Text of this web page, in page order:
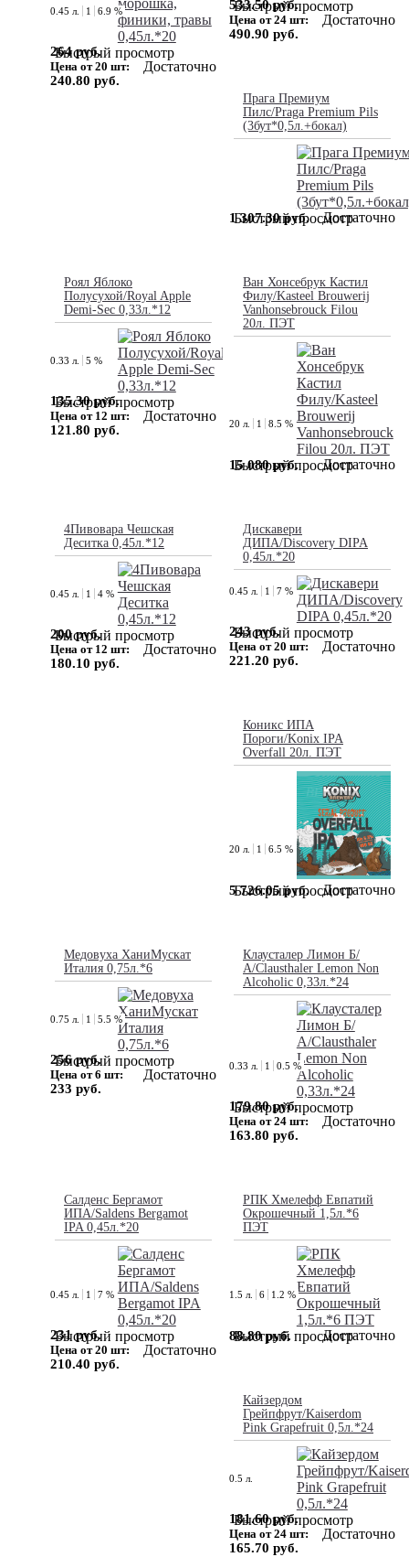
Быстрый просмотр
0.45 л. 1 6.9 %
264 руб.
Цена от 20 шт:
240.80 руб.
Достаточно
Быстрый просмотр
533.50 руб.
Цена от 24 шт:
490.90 руб.
Достаточно
Прага Премиум
Пилс/Praga Premium Pils
(3бут*0,5л.+бокал)
Быстрый просмотр
1 307.30 руб. Достаточно
Роял Яблоко
Полусухой/Royal Apple
Demi-Sec 0,33л.*12
Быстрый просмотр
0.33 л. 5 %
135.30 руб.
Цена от 12 шт:
121.80 руб.
Достаточно
Ван Хонсебрук Кастил
Филу/Kasteel Brouwerij
Vanhonsebrouck Filou
20л. ПЭТ
Быстрый просмотр
20 л. 1 8.5 %
15 080 руб. Достаточно
4Пивовара Чешская
Деситка 0,45л.*12
Быстрый просмотр
0.45 л. 1 4 %
200 руб.
Цена от 12 шт:
180.10 руб.
Достаточно
Дискавери
ДИПА/Discovery DIPA
0,45л.*20
Быстрый просмотр
0.45 л. 1 7 %
243 руб.
Цена от 20 шт:
221.20 руб.
Достаточно
Коникс ИПА
Пороги/Konix IPA
Overfall 20л. ПЭТ
Быстрый просмотр
20 л. 1 6.5 %
5 726.05 руб. Достаточно
Медовуха ХаниМускат
Италия 0,75л.*6
Быстрый просмотр
0.75 л. 1 5.5 %
256 руб.
Цена от 6 шт:
233 руб.
Достаточно
Клаусталер Лимон Б/
А/Clausthaler Lemon Non
Alcoholic 0,33л.*24
Быстрый просмотр
0.33 л. 1 0.5 %
179.80 руб.
Цена от 24 шт:
163.80 руб.
Достаточно
Салденс Бергамот
ИПА/Saldens Bergamot
IPA 0,45л.*20
Быстрый просмотр
0.45 л. 1 7 %
231 руб.
Цена от 20 шт:
210.40 руб.
Достаточно
РПК Хмелефф Евпатий
Окрошечный 1,5л.*6
ПЭТ
Быстрый просмотр
1.5 л. 6 1.2 %
88.80 руб. Достаточно
Кайзердом
Грейпфрут/Kaiserdom
Pink Grapefruit 0,5л.*24
Быстрый просмотр
0.5 л.
181.60 руб.
Цена от 24 шт:
165.70 руб.
Достаточно